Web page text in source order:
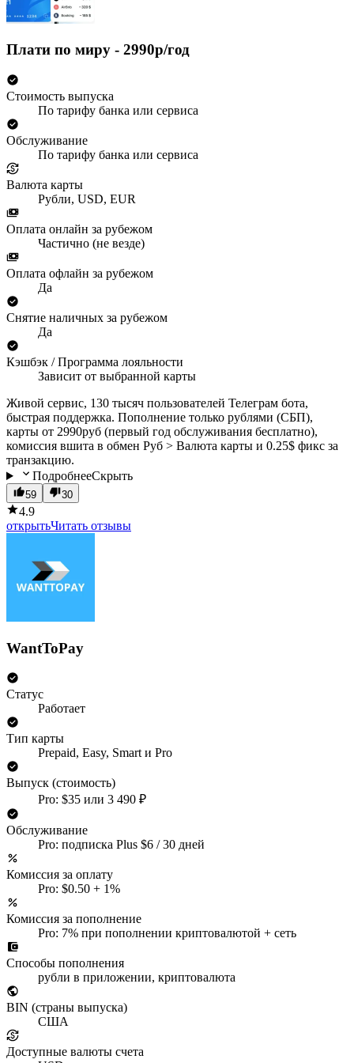
Плати по миру - 2990р/год
Стоимость выпуска
По тарифу банка или сервиса
Обслуживание
По тарифу банка или сервиса
Валюта карты
Рубли, USD, EUR
Оплата онлайн за рубежом
Частично (не везде)
Оплата офлайн за рубежом
Да
Снятие наличных за рубежом
Да
Кэшбэк / Программа лояльности
Зависит от выбранной карты
Живой сервис, 130 тысяч пользователей Телеграм бота,
быстрая поддержка. Пополнение только рублями (СБП),
карты от 2990руб (первый год обслуживания бесплатно),
комиссия вшита в обмен Руб > Валюта карты и 0.25$ фикс за
транзакцию.
ПодробнееСкрыть
59 30
4.9
открытьЧитать отзывы
WantToPay
Статус
Работает
Тип карты
Prepaid, Easy, Smart и Pro
Выпуск (стоимость)
Pro: $35 или 3 490 ₽
Обслуживание
Pro: подписка Plus $6 / 30 дней
Комиссия за оплату
Pro: $0.50 + 1%
Комиссия за пополнение
Pro: 7% при пополнении криптовалютой + сеть
Способы пополнения
рубли в приложении, криптовалюта
BIN (страны выпуска)
США
Доступные валюты счета